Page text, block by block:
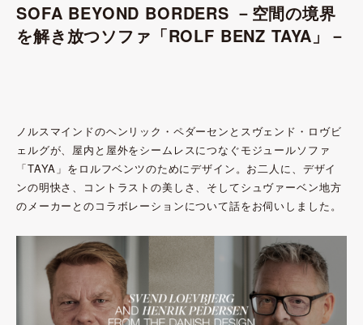
SOFA BEYOND BORDERS －空間の境界
を解き放つソファ「ROLF BENZ TAYA」－
ノルスマインドのヘンリック・ペダーセンとスヴェンド・ロヴビ
ェルグが、屋内と屋外をシームレスにつなぐモジュールソファ
「TAYA」をロルフベンツのためにデザイン。お二人に、デザイ
ンの明快さ、コントラストの美しさ、そしてシュヴァーベン地方
のメーカーとのコラボレーションについて話をお伺いしました。